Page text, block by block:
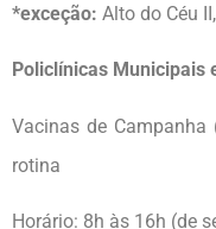
*exceção: Alto do Céu
Policlínicas Municipais
Vacinas de Campanha
rotina
Horário: 8h às 16h (de